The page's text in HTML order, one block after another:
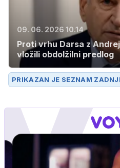
09. 06. 2026 10.14
Proti vrhu Darsa z
vložili obdolžilni predlog
PRIKAZAN JE SEZNAM
O BESEDOVOZNIKI.